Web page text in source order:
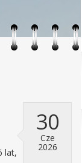
30
Cze
2026
lat,